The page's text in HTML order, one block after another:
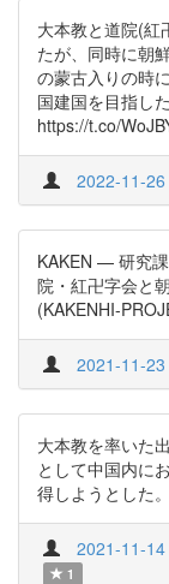
大本教と道院(紅
たが、同時に朝
の蒙古入りの時
国建国を目指し
https://t.co/
2022-11-
KAKEN — 研究
院・紅卍字会と
(KAKENHI-
2021-11-
大本教を率いた
として中国内に
得しようとした
2021-11-
1